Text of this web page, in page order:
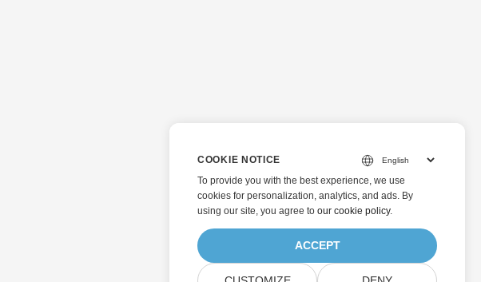
COOKIE NOTICE
To provide you with the best experience, we use
cookies for personalization, analytics, and ads. By
using our site, you agree to our cookie policy.
ACCEPT